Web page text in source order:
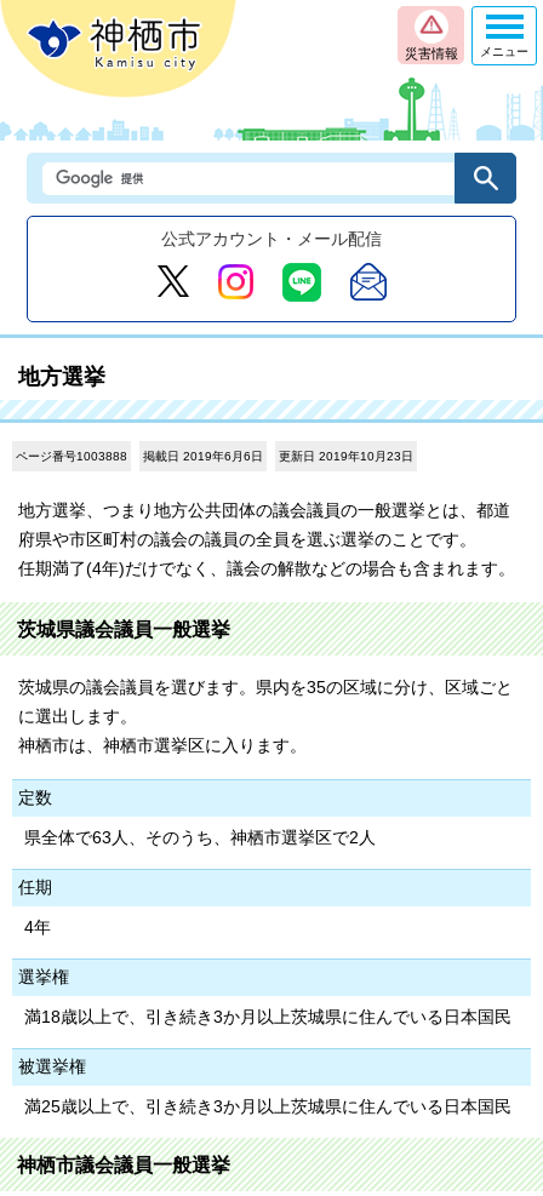
災害情報
公式アカウント・メール配信
メニュー
地方選挙
ページ番号1003888 掲載日 2019年6月6日 更新日 2019年10月23日
地方選挙、つまり地方公共団体の議会議員の一般選挙とは、都道
府県や市区町村の議会の議員の全員を選ぶ選挙のことです。
任期満了(4年)だけでなく、議会の解散などの場合も含まれます。
茨城県議会議員一般選挙
茨城県の議会議員を選びます。県内を35の区域に分け、区域ごと
に選出します。
神栖市は、神栖市選挙区に入ります。
定数
県全体で63人、そのうち、神栖市選挙区で2人
任期
4年
選挙権
満18歳以上で、引き続き3か月以上茨城県に住んでいる日本国民
被選挙権
満25歳以上で、引き続き3か月以上茨城県に住んでいる日本国民
神栖市議会議員一般選挙